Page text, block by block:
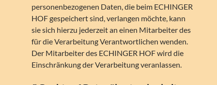
personenbezogenen Daten, die beim ECHINGER
HOF gespeichert sind, verlangen möchte, kann
sie sich hierzu jederzeit an einen Mitarbeiter des
für die Verarbeitung Verantwortlichen wenden.
Der Mitarbeiter des ECHINGER HOF wird die
Einschränkung der Verarbeitung veranlassen.